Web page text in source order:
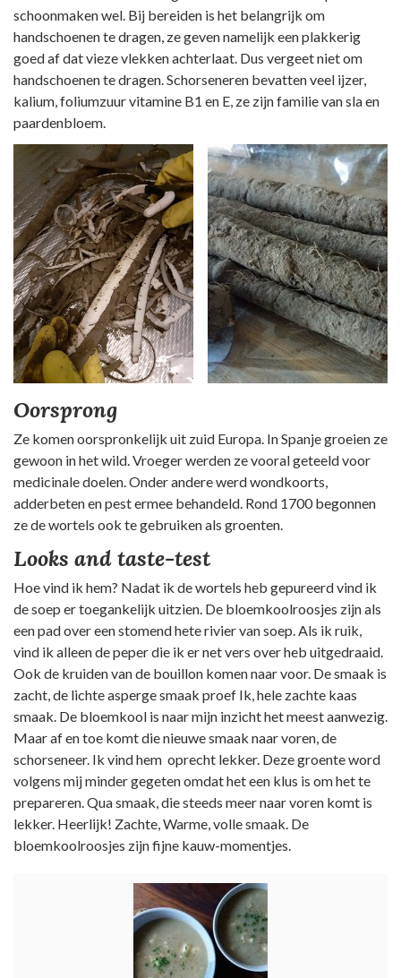
schoonmaken wel. Bij bereiden is het belangrijk om
handschoenen te dragen, ze geven namelijk een plakkerig
goed af dat vieze vlekken achterlaat. Dus vergeet niet om
handschoenen te dragen. Schorseneren bevatten veel ijzer,
kalium, foliumzuur vitamine B1 en E, ze zijn familie van sla en
paardenbloem.
Oorsprong
Ze komen oorspronkelijk uit zuid Europa. In Spanje groeien ze
gewoon in het wild. Vroeger werden ze vooral geteeld voor
medicinale doelen. Onder andere werd wondkoorts,
adderbeten en pest ermee behandeld. Rond 1700 begonnen
ze de wortels ook te gebruiken als groenten.
Looks and taste-test
Hoe vind ik hem? Nadat ik de wortels heb gepureerd vind ik
de soep er toegankelijk uitzien. De bloemkoolroosjes zijn als
een pad over een stomend hete rivier van soep. Als ik ruik,
vind ik alleen de peper die ik er net vers over heb uitgedraaid.
Ook de kruiden van de bouillon komen naar voor. De smaak is
zacht, de lichte asperge smaak proef Ik, hele zachte kaas
smaak. De bloemkool is naar mijn inzicht het meest aanwezig.
Maar af en toe komt die nieuwe smaak naar voren, de
schorseneer. Ik vind hem oprecht lekker. Deze groente word
volgens mij minder gegeten omdat het een klus is om het te
prepareren. Qua smaak, die steeds meer naar voren komt is
lekker. Heerlijk! Zachte, Warme, volle smaak. De
bloemkoolroosjes zijn fijne kauw-momentjes.